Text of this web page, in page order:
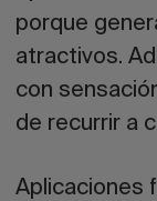
porque
atractivos.
con
de recurrir a
Aplicaciones